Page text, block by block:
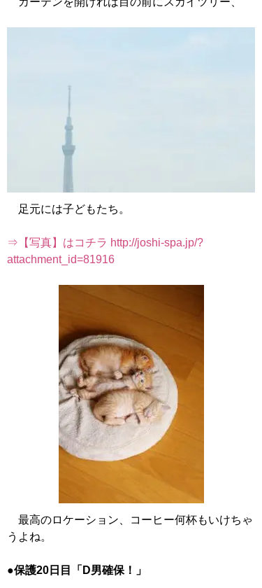
足元には子どもたち。
⇒【写真】はコチラ http://joshi-spa.jp/?
attachment_id=81916
最高のロケーション、コーヒー何杯もいけちゃ
うよね。
●保護20日目「D男確保！」